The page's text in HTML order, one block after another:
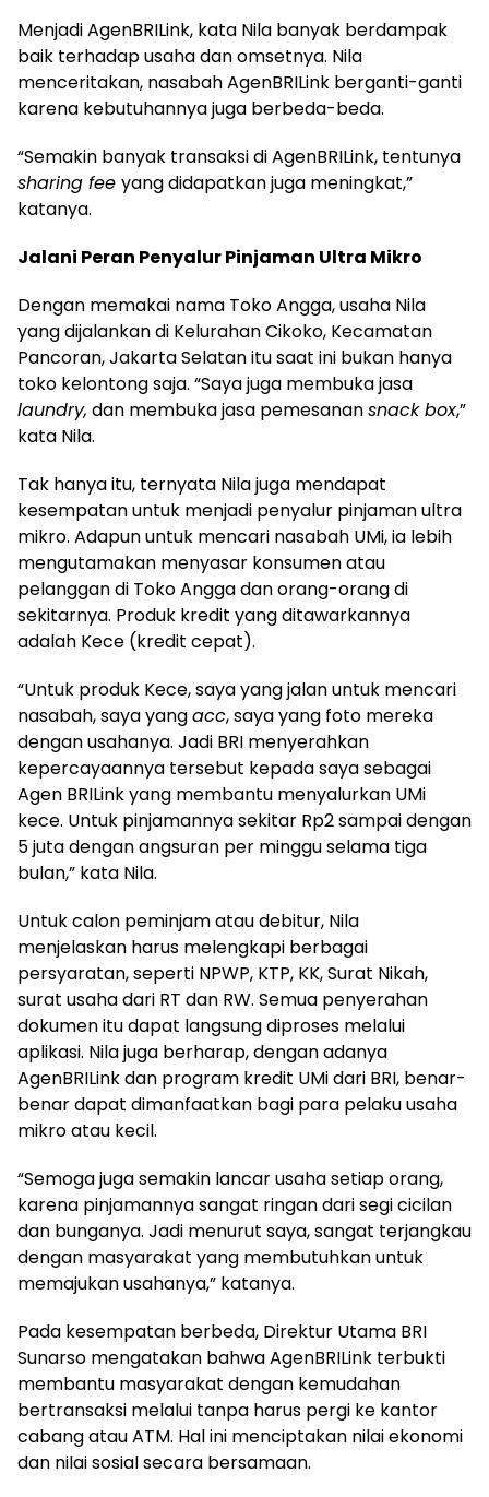
Menjadi AgenBRILink, kata Nila banyak berdampak
baik terhadap usaha dan omsetnya. Nila
menceritakan, nasabah AgenBRILink berganti-ganti
karena kebutuhannya juga berbeda-beda.
“Semakin banyak transaksi di AgenBRILink, tentunya
sharing fee yang didapatkan juga meningkat,”
katanya.
Jalani Peran Penyalur Pinjaman Ultra Mikro
Dengan memakai nama Toko Angga, usaha Nila
yang dijalankan di Kelurahan Cikoko, Kecamatan
Pancoran, Jakarta Selatan itu saat ini bukan hanya
toko kelontong saja. “Saya juga membuka jasa
laundry, dan membuka jasa pemesanansnack box,”
kata Nila.
Tak hanya itu, ternyata Nila juga mendapat
kesempatan untuk menjadi penyalur pinjaman ultra
mikro. Adapun untuk mencari nasabah UMi, ia lebih
mengutamakan menyasar konsumen atau
pelanggan di Toko Angga dan orang-orang di
sekitarnya. Produk kredit yang ditawarkannya
adalah Kece (kredit cepat).
“Untuk produk Kece, saya yang jalan untuk mencari
nasabah, saya yangacc, saya yang foto mereka
dengan usahanya. Jadi BRI menyerahkan
kepercayaannya tersebut kepada saya sebagai
Agen BRILink yang membantu menyalurkan UMi
kece. Untuk pinjamannya sekitar Rp2 sampai dengan
5 juta dengan angsuran per minggu selama tiga
bulan,” kata Nila.
Untuk calon peminjam atau debitur, Nila
menjelaskan harus melengkapi berbagai
persyaratan, seperti NPWP, KTP, KK, Surat Nikah,
surat usaha dari RT dan RW. Semua penyerahan
dokumen itu dapat langsung diproses melalui
aplikasi. Nila juga berharap, dengan adanya
AgenBRILink dan program kredit UMi dari BRI, benar-
benar dapat dimanfaatkan bagi para pelaku usaha
mikro atau kecil.
“Semoga juga semakin lancar usaha setiap orang,
karena pinjamannya sangat ringan dari segi cicilan
dan bunganya. Jadi menurut saya, sangat terjangkau
dengan masyarakat yang membutuhkan untuk
memajukan usahanya,” katanya.
Pada kesempatan berbeda, Direktur Utama BRI
Sunarso mengatakan bahwa AgenBRILink terbukti
membantu masyarakat dengan kemudahan
bertransaksi melalui tanpa harus pergi ke kantor
cabang atau ATM. Hal ini menciptakan nilai ekonomi
dan nilai sosial secara bersamaan.